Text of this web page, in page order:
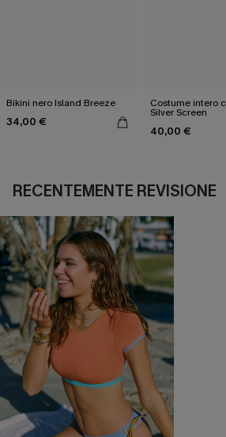
Bikini nero Island Breeze
34,00 €
Costume intero
Silver Screen
40,00 €
RECENTEMENTE REVISIONE